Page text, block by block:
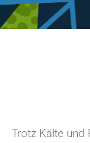
Trotz Kälte und